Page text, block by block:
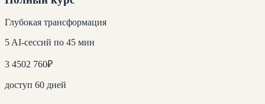
Глубокая трансформация
5 AI-сессий по 45 мин
3 4502 760₽
доступ 60 дней